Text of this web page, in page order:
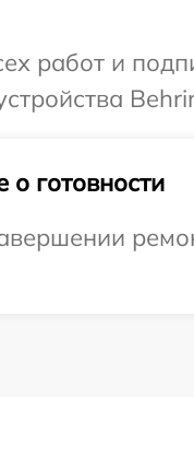
работ и
готовности